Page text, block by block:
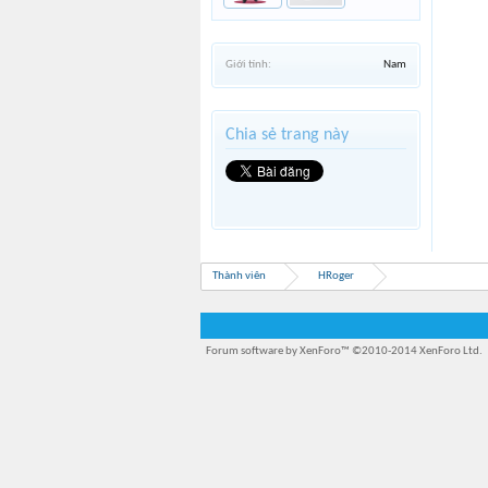
Giới tính: Nam
Chia sẻ trang này
Thành viên HRoger
Forum software by XenForo™ ©2010-2014 XenForo Ltd.